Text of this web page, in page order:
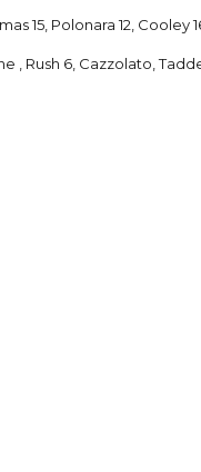
15, Polonara 12,
, Rush 6, Cazzolato,